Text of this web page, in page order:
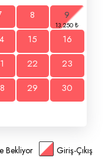
8
9
15
16
22
23
29
30
Bekliyor Giriş-Çıkış